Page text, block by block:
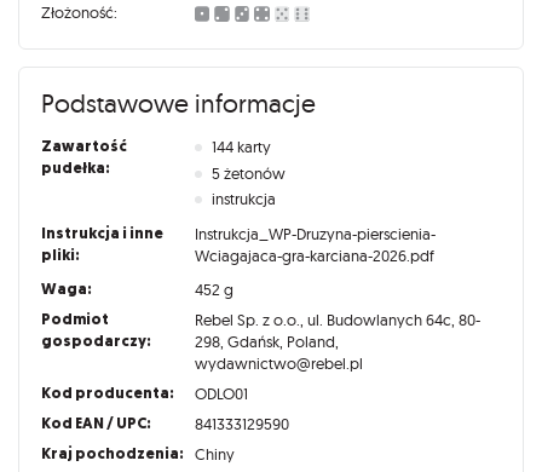
Złożoność:
Podstawowe informacje
Zawartość
pudełka:
144 karty
5 żetonów
instrukcja
Instrukcja i inne
pliki:
Instrukcja_WP-Druzyna-pierscienia-
Wciagajaca-gra-karciana-2026.pdf
Waga: 452 g
Podmiot
gospodarczy:
Rebel Sp. z o.o., ul. Budowlanych 64c, 80-
298, Gdańsk, Poland,
wydawnictwo@rebel.pl
Kod producenta: ODLO01
Kod EAN / UPC: 841333129590
Kraj pochodzenia: Chiny